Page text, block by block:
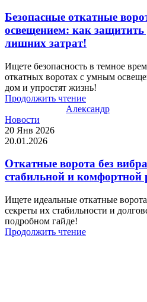
Безопасные откатные
освещением: как защитить
лишних затрат!
Ищете безопасность в темное
откатных воротах с умным
дом и упростят жизнь!
Продолжить чтение
Александр
Новости
20 Янв 2026
20.01.2026
Откатные ворота без
стабильной и
Ищете идеальные откатные
секреты их стабильности и
подробном гайде!
Продолжить чтение